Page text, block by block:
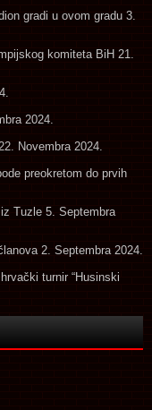
gradi u ovom gradu 3.
komiteta BiH 21.
2024.
22. Novembra 2024.
preokretom do prvih
Tuzle 5. Septembra
2. Septembra 2024.
turnir “Husinski